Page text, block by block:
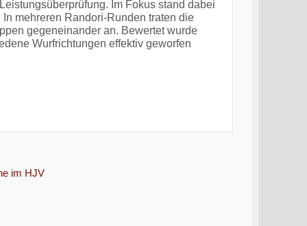
Im Fokus stand dabei
mehreren Randori-Runden traten die
gegeneinander an. Bewertet wurde
Wurfrichtungen effektiv geworfen
im HJV